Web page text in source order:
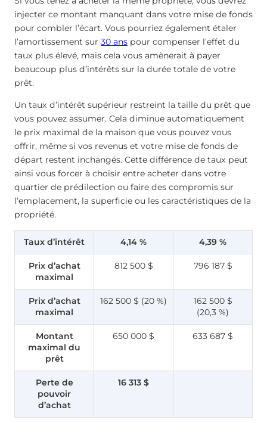
injecter ce montant manquant dans votre mise de fonds
pour combler l’écart. Vous pourriez également étaler
l’amortissement sur 30 ans pour compenser l’effet du
taux plus élevé, mais cela vous amènerait à payer
beaucoup plus d’intérêts sur la durée totale de votre
prêt.
Un taux d’intérêt supérieur restreint la taille du prêt que
vous pouvez assumer. Cela diminue automatiquement
le prix maximal de la maison que vous pouvez vous
offrir, même si vos revenus et votre mise de fonds de
départ restent inchangés. Cette différence de taux peut
ainsi vous forcer à choisir entre acheter dans votre
quartier de prédilection ou faire des compromis sur
l’emplacement, la superficie ou les caractéristiques de la
propriété.
Taux d’intérêt 4,14 % 4,39 %
Prix d’achat
maximal
812 500 $ 796 187 $
Prix d’achat
maximal
162 500 $ (20 %)
162 500 $
(20,3 %)
Montant
maximal du
prêt
650 000 $ 633 687 $
Perte de
pouvoir
d’achat
16 313 $